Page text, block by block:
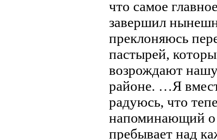
что самое
завершил
преклоняюсь
пастырей,
возрождают
районе. …Я
радуюсь, что
напоминающий о
пребывает над